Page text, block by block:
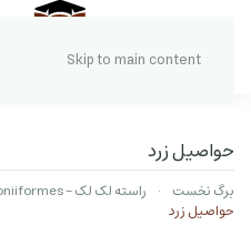
Skip to main content
حواصیل زرد
برگ نخست راسته لک لک - ciconiiformes
حواصیل زرد